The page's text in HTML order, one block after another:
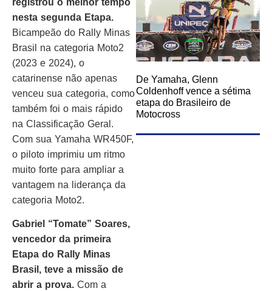
registrou o melhor tempo
nesta segunda Etapa.
Bicampeão do Rally Minas
Brasil na categoria Moto2
(2023 e 2024), o
catarinense não apenas
venceu sua categoria, como
também foi o mais rápido
na Classificação Geral.
Com sua Yamaha WR450F,
o piloto imprimiu um ritmo
muito forte para ampliar a
vantagem na liderança da
categoria Moto2.
Gabriel “Tomate” Soares,
vencedor da primeira
Etapa do Rally Minas
Brasil, teve a missão de
abrir a prova. Com a
De Yamaha, Glenn
Coldenhoff vence a sétima
etapa do Brasileiro de
Motocross